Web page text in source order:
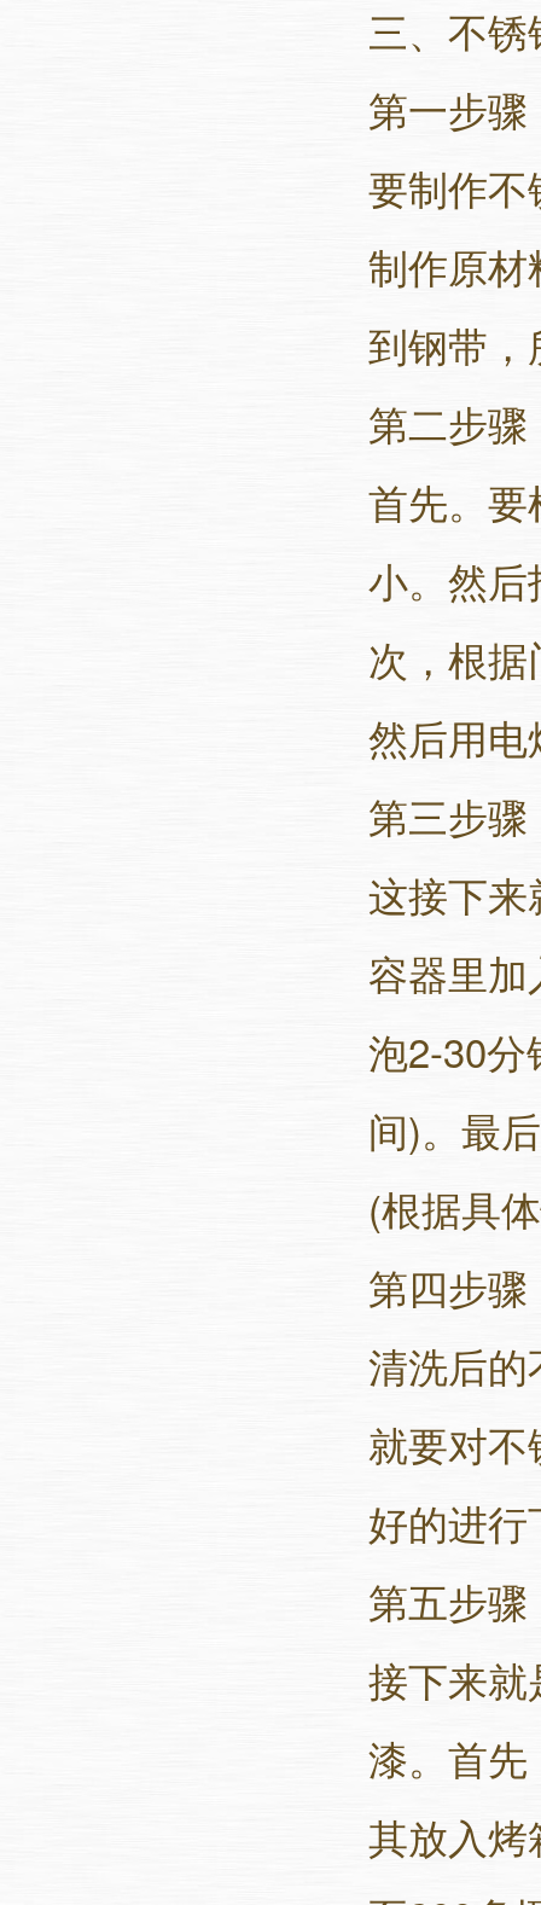
三、不
第一步骤
要制作
制作原
到钢带
第二步骤
首先。
小。然
次，根
然后用
第三步骤
这接下
容器里
泡2-30
间)。最
(根据具
第四步骤
清洗后
就要对
好的进
第五步骤
接下来
漆。首
其放入